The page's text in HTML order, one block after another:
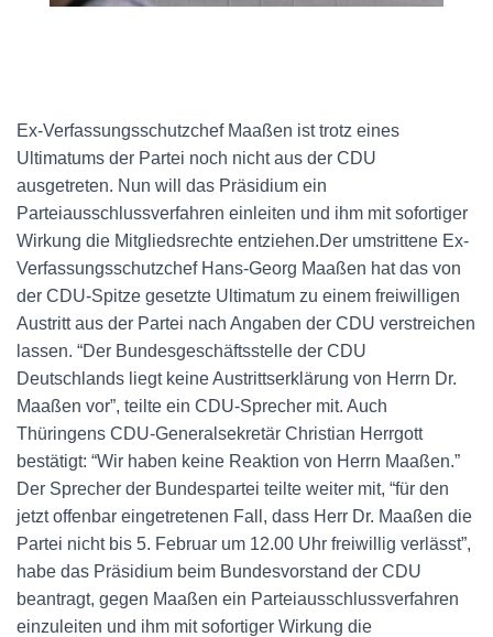
Ex-Verfassungsschutzchef Maaßen ist trotz eines
Ultimatums der Partei noch nicht aus der CDU
ausgetreten. Nun will das Präsidium ein
Parteiausschlussverfahren einleiten und ihm mit sofortiger
Wirkung die Mitgliedsrechte entziehen.Der umstrittene Ex-
Verfassungsschutzchef Hans-Georg Maaßen hat das von
der CDU-Spitze gesetzte Ultimatum zu einem freiwilligen
Austritt aus der Partei nach Angaben der CDU verstreichen
lassen. “Der Bundesgeschäftsstelle der CDU
Deutschlands liegt keine Austrittserklärung von Herrn Dr.
Maaßen vor”, teilte ein CDU-Sprecher mit. Auch
Thüringens CDU-Generalsekretär Christian Herrgott
bestätigt: “Wir haben keine Reaktion von Herrn Maaßen.”
Der Sprecher der Bundespartei teilte weiter mit, “für den
jetzt offenbar eingetretenen Fall, dass Herr Dr. Maaßen die
Partei nicht bis 5. Februar um 12.00 Uhr freiwillig verlässt”,
habe das Präsidium beim Bundesvorstand der CDU
beantragt, gegen Maaßen ein Parteiausschlussverfahren
einzuleiten und ihm mit sofortiger Wirkung die